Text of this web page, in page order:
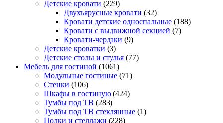
Детские кровати (229)
Двухъярусные кровати (32)
Кровати детские односпальные (188)
Кровати с выдвижной секцией (7)
Кровати-чердаки (9)
Детские кроватки (3)
Детские столы и стулья (77)
Мебель для гостиной (1061)
Модульные гостиные (71)
Стенки (106)
Шкафы в гостиную (424)
Тумбы под ТВ (283)
Тумбы под ТВ стеклянные (1)
Полки и стеллажи (228)